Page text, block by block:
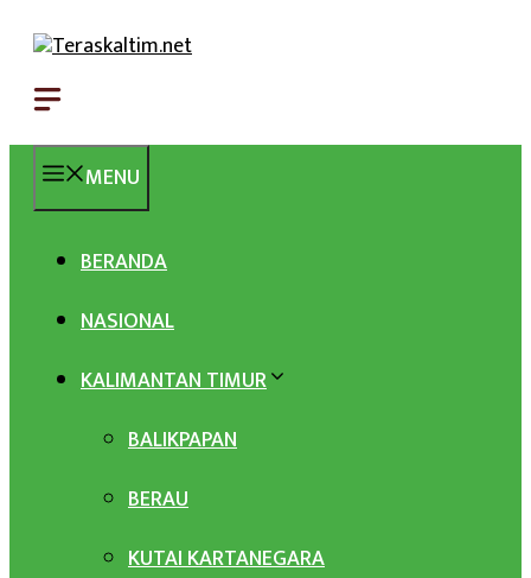
MENU
BERANDA
NASIONAL
KALIMANTAN TIMUR
BALIKPAPAN
BERAU
KUTAI KARTANEGARA